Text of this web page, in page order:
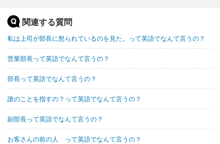
関連する質問
私は上司が部長に怒られているのを見た。って英語でなんて言うの？
営業部長って英語でなんて言うの？
部長って英語でなんて言うの？
誰のことを指すの？って英語でなんて言うの？
副部長って英語でなんて言うの？
お客さんの前の人 って英語でなんて言うの？